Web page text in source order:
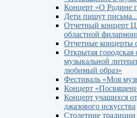
Концерт «О Родине
Дети пишут письма...
Отчетный концерт
областной
Отчетные концерты
Открытая
музыкальной
любимый образ»
Фестиваль «Моя
Концерт
Концерт учащихся
джазового искусства
Столетние